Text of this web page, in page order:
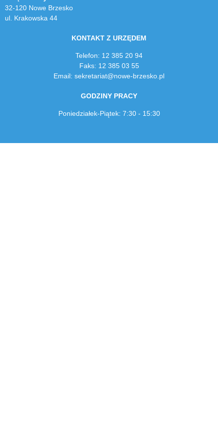
32-120 Nowe Brzesko
ul. Krakowska 44
KONTAKT Z URZĘDEM
Telefon: 12 385 20 94
Faks: 12 385 03 55
Email: sekretariat@nowe-brzesko.pl
GODZINY PRACY
Poniedziałek-Piątek: 7:30 - 15:30